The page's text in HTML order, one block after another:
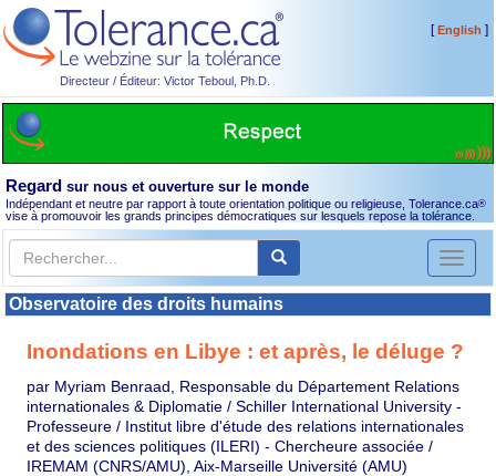
Directeur / Éditeur: Victor Teboul, Ph.D.
[English ]
Regard sur nous et ouverture sur le monde
Indépendant et neutre par rapport à toute orientation politique ou religieuse, Tolerance.ca®
vise à promouvoir les grands principes démocratiques sur lesquels repose la tolérance.
Toggle
Observatoire des droits humains
Inondations en Libye : et après, le déluge ?
par Myriam Benraad, Responsable du Département Relations
internationales & Diplomatie / Schiller International University -
Professeure / Institut libre d'étude des relations internationales
et des sciences politiques (ILERI) - Chercheure associée /
IREMAM (CNRS/AMU), Aix-Marseille Université (AMU)